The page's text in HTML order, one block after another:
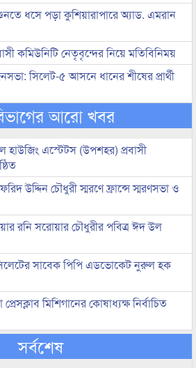
শুনতে ধসে পড়া কুশিয়ারাপারে অ্যাড. এমরান
কমিউনিটি নেতৃবৃন্দের নিয়ে মতিবিনিময়
সিলেট-৫ আসনে ধানের শীষের প্রার্থী
আরো খবর
হাউজিং এস্টেটস (উপশহর) প্রবাসী
উদ্দিন চৌধুরী স্মরণে ফ্রান্সে স্মরণসভা ও
রনি সরোয়ার চৌধুরীর পবিত্র ঈদ উল
সাবেক পিপি এডভোকেট নুরুল হক
মিশিগানের কোষাধ্যক্ষ নির্বাচিত
সর্বশেষ